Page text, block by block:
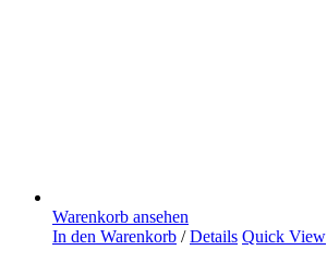
Warenkorb ansehen
In den Warenkorb / Details Quick View